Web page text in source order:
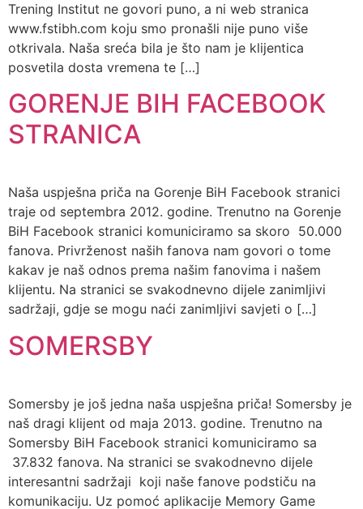
Trening Institut ne govori puno, a ni web stranica
www.fstibh.com koju smo pronašli nije puno više
otkrivala. Naša sreća bila je što nam je klijentica
posvetila dosta vremena te […]
GORENJE BIH FACEBOOK
STRANICA
Naša uspješna priča na Gorenje BiH Facebook stranici
traje od septembra 2012. godine. Trenutno na Gorenje
BiH Facebook stranici komuniciramo sa skoro 50.000
fanova. Privrženost naših fanova nam govori o tome
kakav je naš odnos prema našim fanovima i našem
klijentu. Na stranici se svakodnevno dijele zanimljivi
sadržaji, gdje se mogu naći zanimljivi savjeti o […]
SOMERSBY
Somersby je još jedna naša uspješna priča! Somersby je
naš dragi klijent od maja 2013. godine. Trenutno na
Somersby BiH Facebook stranici komuniciramo sa
37.832 fanova. Na stranici se svakodnevno dijele
interesantni sadržaji koji naše fanove podstiču na
komunikaciju. Uz pomoć aplikacije Memory Game